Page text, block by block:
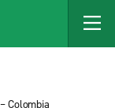
Colombia